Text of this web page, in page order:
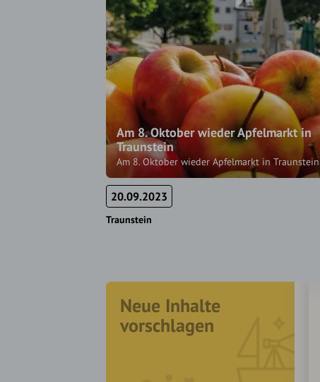
Am 8. Oktober wieder Apfelmarkt in
Traunstein
Am 8. Oktober wieder Apfelmarkt in Traunstein
20.09.2023
Traunstein
Neue Inhalte
vorschlagen